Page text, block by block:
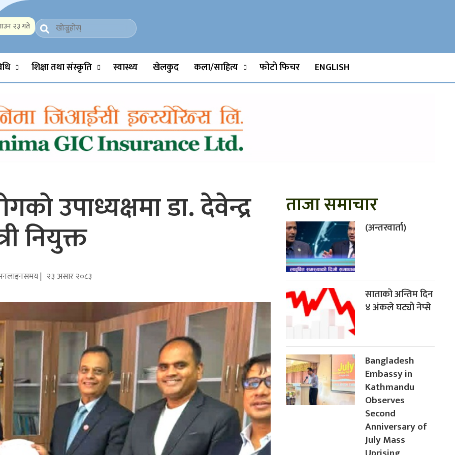
Science, Technology, Social, Media, Sports, Youth, Model Watch, Movies
२३ गते
शिक्षा तथा संस्कृति स्वास्थ्य खेलकुद कला/साहित्य फोटो फिचर ENGLISH
उपाध्यक्षमा डा. देवेन्द्र
नियुक्त
| २३ असार २०८३
ताजा समाचार
(अन्तरवार्ता)
साताको अन्तिम दिन
४ अंकले घट्यो नेप्से
Bangladesh
Embassy in
Kathmandu
Observes
Second
Anniversary of
July Mass